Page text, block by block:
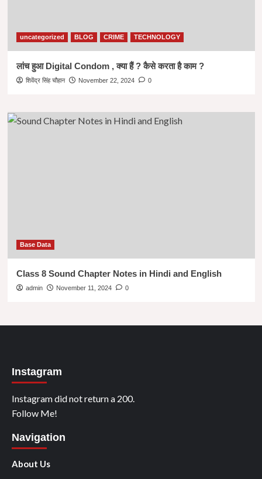
uncategorized BLOG CRIME TECHNOLOGY
लांच हुआ Digital Condom , क्या हैं ? कैसे करता है काम ?
शिवेंद्र सिंह चौहान November 22, 2024 0
Base Data
Class 8 Sound Chapter Notes in Hindi and English
admin November 11, 2024 0
Instagram
Instagram did not return a 200.
Follow Me!
Navigation
About Us